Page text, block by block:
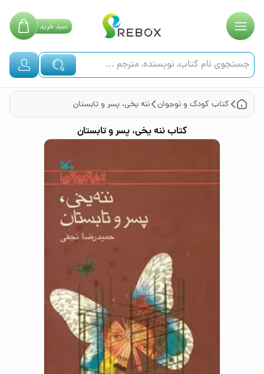
سبدخرید
کتاب کودک و نوجوان ننه یخی، پسر و تابستان
کتابننه یخی، پسر و تابستان